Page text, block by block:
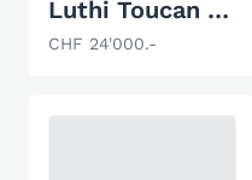
Luthi Toucan Cabine Sui31
CHF 24'000.-